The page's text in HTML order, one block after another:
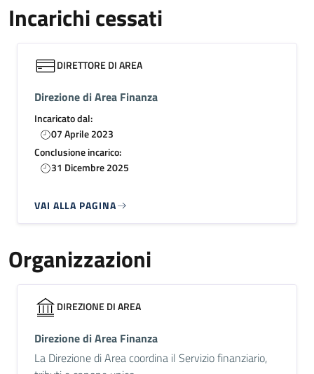
Incarichi cessati
DIRETTORE DI AREA
Direzione di Area Finanza
Incaricato dal:
07 Aprile 2023
Conclusione incarico:
31 Dicembre 2025
VAI ALLA PAGINA
Organizzazioni
DIREZIONE DI AREA
Direzione di Area Finanza
La Direzione di Area coordina il Servizio finanziario,